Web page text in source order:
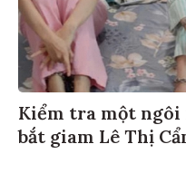
Kiểm tra một ngôi
bắt giam Lê Thị